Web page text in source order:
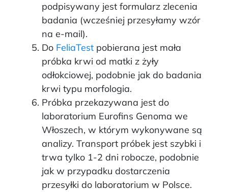
podpisywany jest formularz zlecenia
badania (wcześniej przesyłamy wzór
na e-mail).
Do FeliaTest pobierana jest mała
próbka krwi od matki z żyły
odłokciowej, podobnie jak do badania
krwi typu morfologia.
Próbka przekazywana jest do
laboratorium Eurofins Genoma we
Włoszech, w którym wykonywane są
analizy. Transport próbek jest szybki i
trwa tylko 1-2 dni robocze, podobnie
jak w przypadku dostarczenia
przesyłki do laboratorium w Polsce.